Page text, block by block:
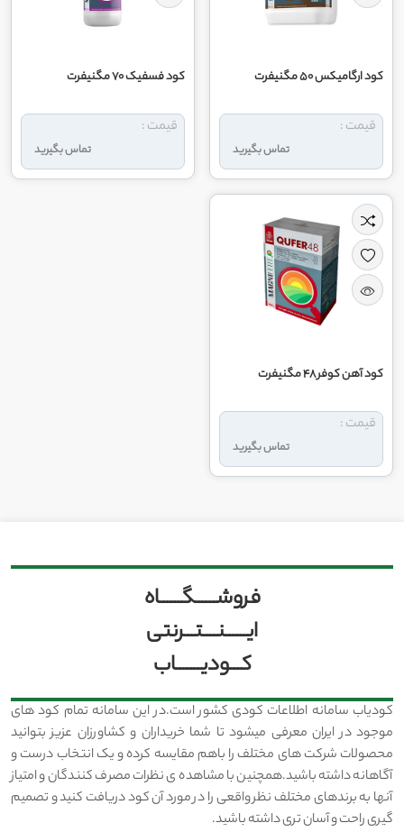
کود ارگامیکس 50 مگنیفرت
تماس بگیرید
قیمت :
کود فسفیک 70 مگنیفرت
تماس بگیرید
قیمت :
کود آهن کوفر 48 مگنیفرت
تماس بگیرید
قیمت :
فروشــــــگــــــاه
ایــــــنــــتـــرنتی
کـــودیـــــــاب
کودیاب سامانه اطلاعات کودی کشور است.در این سامانه تمام کود های
موجود در ایران معرفی میشود تا شما خریداران و کشاورزان عزیز بتوانید
محصولات شرکت های مختلف را باهم مقایسه کرده و یک انتخاب درست و
آگاهانه داشته باشید.همچنین با مشاهده ی نظرات مصرف کنندگان و امتیاز
آنها به برندهای مختلف نظر واقعی را در مورد آن کود دریافت کنید و تصمیم
گیری راحت و آسان تری داشته باشید.